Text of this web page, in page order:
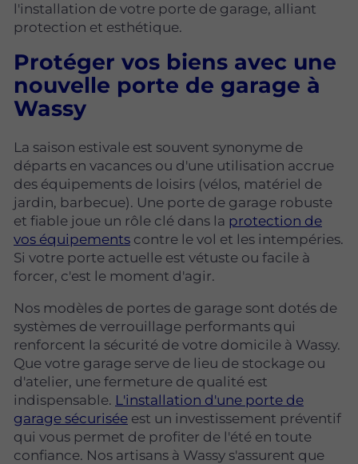
l'installation de votre porte de garage, alliant
protection et esthétique.
Protéger vos biens avec une
nouvelle porte de garage à
Wassy
La saison estivale est souvent synonyme de
départs en vacances ou d'une utilisation accrue
des équipements de loisirs (vélos, matériel de
jardin, barbecue). Une porte de garage robuste
et fiable joue un rôle clé dans la protection de
vos équipements contre le vol et les intempéries.
Si votre porte actuelle est vétuste ou facile à
forcer, c'est le moment d'agir.
Nos modèles de portes de garage sont dotés de
systèmes de verrouillage performants qui
renforcent la sécurité de votre domicile à Wassy.
Que votre garage serve de lieu de stockage ou
d'atelier, une fermeture de qualité est
indispensable. L'installation d'une porte de
garage sécurisée est un investissement préventif
qui vous permet de profiter de l'été en toute
confiance. Nos artisans à Wassy s'assurent que